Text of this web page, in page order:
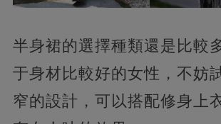
半身裙的選擇種類還是比較
于身材比較好的女性，不妨
窄的設計，可以搭配修身上